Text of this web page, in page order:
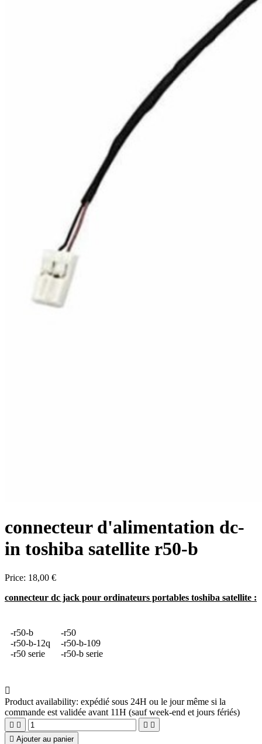
connecteur d'alimentation dc-
in toshiba satellite r50-b
Price: 18,00 €
connecteur dc jack pour ordinateurs portables toshiba satellite :
-r50-b
-r50-b-12q
-r50 serie
-r50
-r50-b-109
-r50-b serie

Product availability: expédié sous 24H ou le jour même si la
commande est validée avant 11H (sauf week-end et jours fériés)
   
 Ajouter au panier